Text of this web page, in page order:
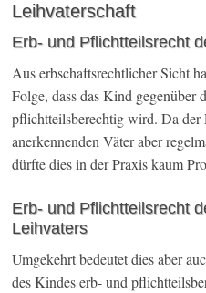
Leihvaterschaft
Erb- und Pflichtteilsrecht
Aus erbschaftsrechtlicher Sicht
Folge, dass das Kind gegenüber
pflichtteilsberechtig wird. Da der
anerkennenden Väter aber
dürfte dies in der Praxis kaum
Erb- und Pflichtteilsrecht
Leihvaters
Umgekehrt bedeutet dies aber
des Kindes erb- und